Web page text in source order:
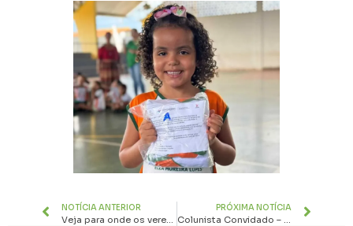
NOTÍCIA ANTERIOR
Veja para onde os vereadores de Sete Lagoas destinam suas verbas de emenda
PRÓXIMA NOTÍCIA
Colunista Convidado – O vazio da casa e a liberdade do reencontro